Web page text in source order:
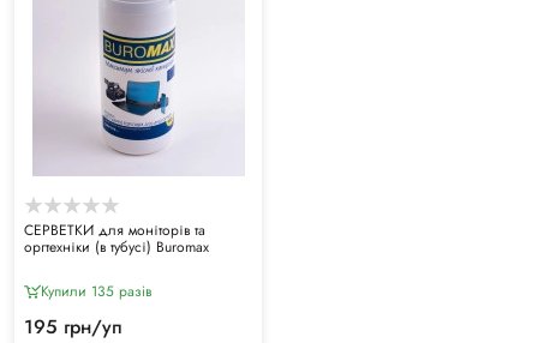
СЕРВЕТКИ для моніторів та
оргтехніки (в тубусі) Buromax
Купили 135 разiв
195 грн/уп